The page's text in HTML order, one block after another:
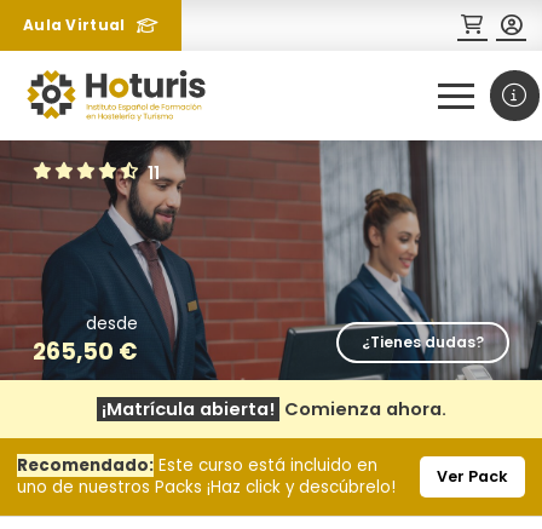
Aula Virtual
11
desde
265,50 € ¿Tienes dudas?
¡Matrícula abierta! Comienza ahora.
Recomendado: Este curso está incluido en
uno de nuestros Packs ¡Haz click y descúbrelo!
Ver Pack
¿Necesitas más información
sobre un curso?